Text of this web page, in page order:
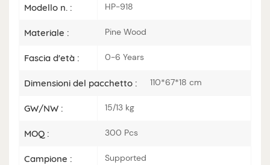
Modello n. : HP-918
Materiale : Pine Wood
Fascia d'età : 0-6 Years
Dimensioni del pacchetto : 110*67*18 cm
GW/NW : 15/13 kg
MOQ : 300 Pcs
Campione : Supported